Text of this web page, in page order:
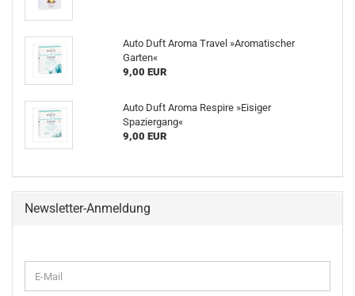
Auto Duft Aroma Travel »Aromatischer
Garten«
9,00 EUR
Auto Duft Aroma Respire »Eisiger
Spaziergang«
9,00 EUR
Newsletter-Anmeldung
ZUR
E-
Mail